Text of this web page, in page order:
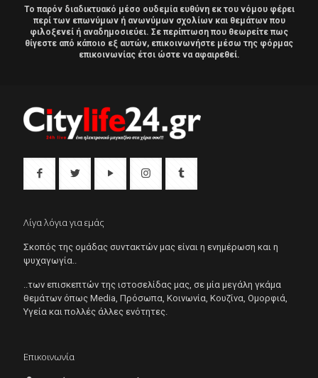
Το παρόν διαδικτυακό μέσο ουδεμία ευθύνη εκ του νόμου φέρει
περί των επωνύμων ή ανωνύμων σχολίων και θεμάτων που
φιλοξενεί ή αναδημοσιεύει. Σε περίπτωση που θεωρείτε πως
θίγεστε από κάποιο εξ αυτών, επικοινωνήστε μέσω της φόρμας
επικοινωνίας έτσι ώστε να αφαιρεθεί.
Λίγα λόγια για εμάς
Σκοπός της ομάδας συντακτών μας είναι η ενημέρωση και η
ψυχαγωγία..
..των επισκεπτών της ιστοσελίδας μας, σε μία μεγάλη γκάμα
θεμάτων όπως Μedia, Πρόσωπα, Κοινωνία, Κουζίνα, Ομορφιά,
Υγεία και πολλές άλλες ενότητες.
Επικοινωνία